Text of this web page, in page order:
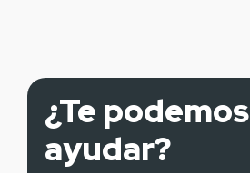
¿Te podemos
ayudar?